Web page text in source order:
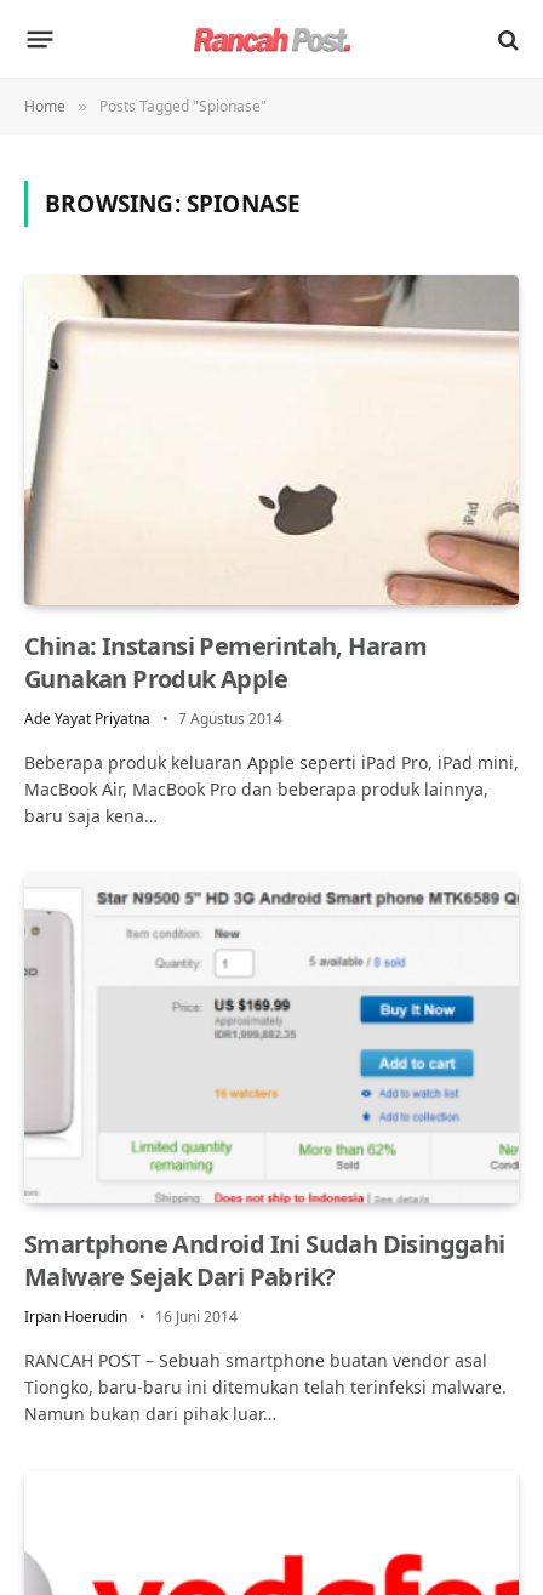
Home » Posts Tagged "Spionase"
BROWSING:SPIONASE
China: Instansi Pemerintah, Haram
Gunakan Produk Apple
Ade Yayat Priyatna 7 Agustus 2014
Beberapa produk keluaran Apple seperti iPad Pro, iPad mini,
MacBook Air, MacBook Pro dan beberapa produk lainnya,
baru saja kena…
Smartphone Android Ini Sudah Disinggahi
Malware Sejak Dari Pabrik?
Irpan Hoerudin 16 Juni 2014
RANCAH POST – Sebuah smartphone buatan vendor asal
Tiongko, baru-baru ini ditemukan telah terinfeksi malware.
Namun bukan dari pihak luar…